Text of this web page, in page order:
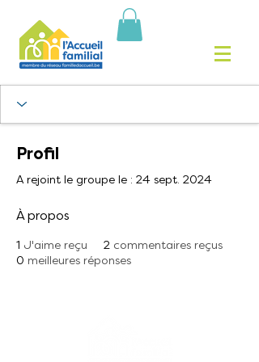
Profil
A rejoint le groupe le : 24 sept. 2024
À propos
1 J'aime reçu 2 commentaires reçus
0 meilleures réponses